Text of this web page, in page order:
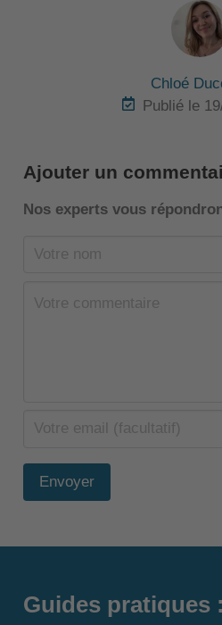
Chloé
Publié le
Ajouter un
Nos experts vous
Envoyer
Guides pratiques :